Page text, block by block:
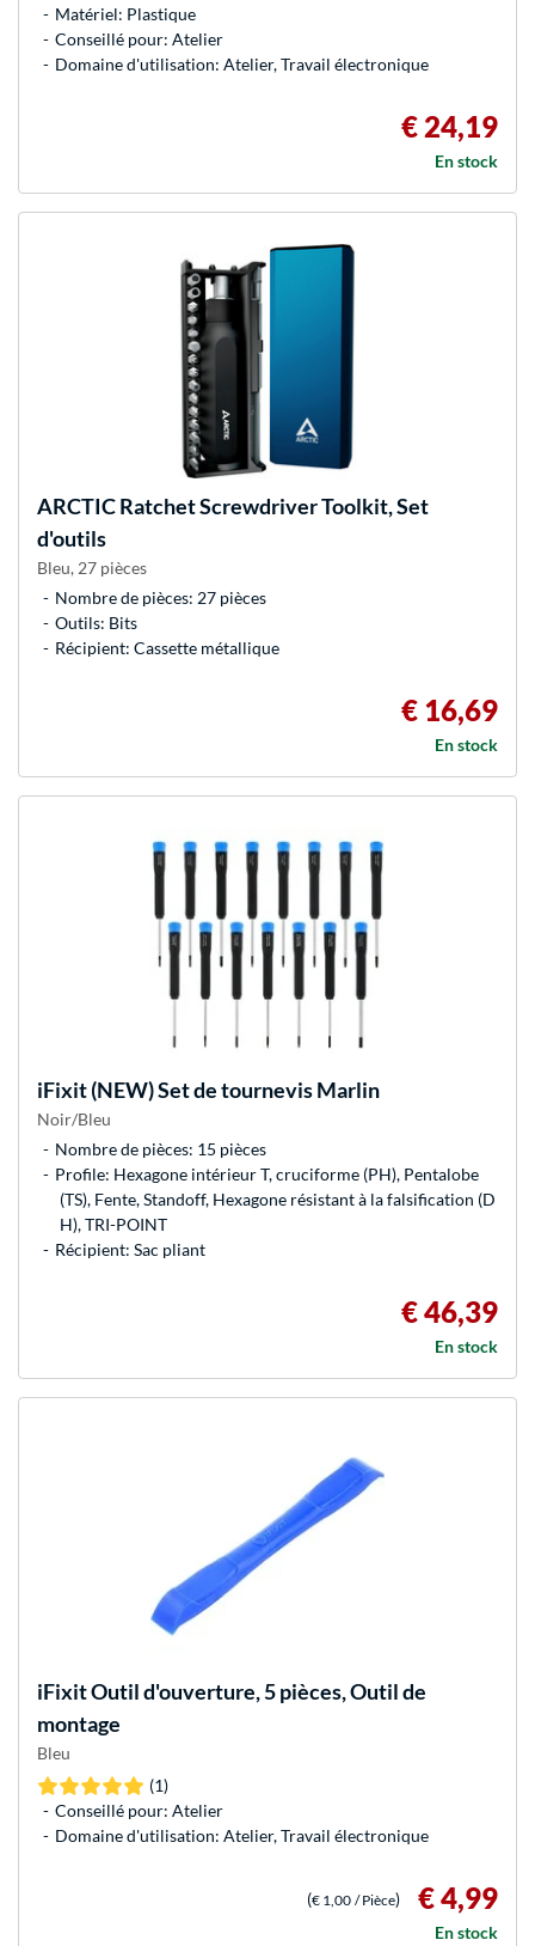
Matériel: Plastique
Conseillé pour: Atelier
Domaine d'utilisation: Atelier, Travail électronique
€ 24,19
En stock
ARCTICRatchet Screwdriver Toolkit, Set
d'outils
Bleu, 27 pièces
Nombre de pièces: 27 pièces
Outils: Bits
Récipient: Cassette métallique
€ 16,69
En stock
iFixit(NEW) Set de tournevis Marlin
Noir/Bleu
Nombre de pièces: 15 pièces
Profile: Hexagone intérieur T, cruciforme (PH), Pentalobe
(TS), Fente, Standoff, Hexagone résistant à la falsification (D
H), TRI-POINT
Récipient: Sac pliant
€ 46,39
En stock
iFixitOutil d'ouverture, 5 pièces, Outil de
montage
Bleu
(1)
Conseillé pour: Atelier
Domaine d'utilisation: Atelier, Travail électronique
(€ 1,00 / Pièce) € 4,99
En stock